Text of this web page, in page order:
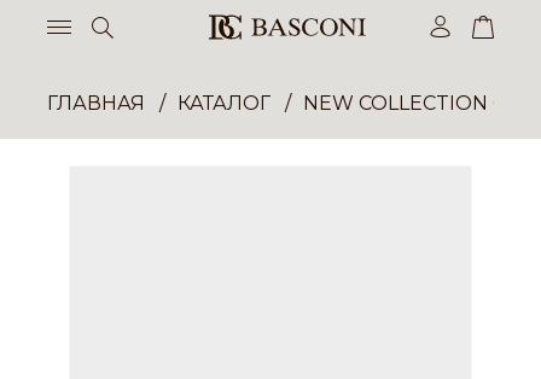
ГЛАВНАЯ КАТАЛОГ NEW COLLECTION